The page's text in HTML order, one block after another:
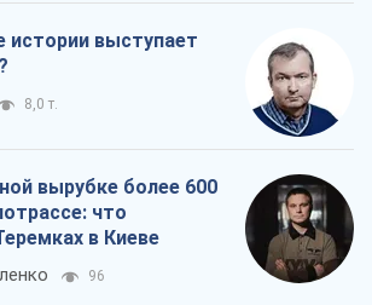
истории выступает
8,0 т.
вырубке более 600
что
в Киеве
96